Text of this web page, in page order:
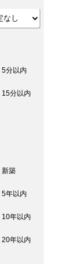
5分以内
15分以内
新築
5年以内
10年以内
20年以内